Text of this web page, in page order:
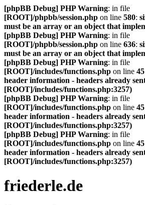
[phpBB Debug] PHP Warning: in file
[ROOT]/phpbb/session.php on line 580:
must be an array or an object that
[phpBB Debug] PHP Warning: in file
[ROOT]/phpbb/session.php on line 636:
must be an array or an object that
[phpBB Debug] PHP Warning: in file
[ROOT]/includes/functions.php on line
header information - headers already
[ROOT]/includes/functions.php:3257)
[phpBB Debug] PHP Warning: in file
[ROOT]/includes/functions.php on line
header information - headers already
[ROOT]/includes/functions.php:3257)
[phpBB Debug] PHP Warning: in file
[ROOT]/includes/functions.php on line
header information - headers already
[ROOT]/includes/functions.php:3257)
friederle.de